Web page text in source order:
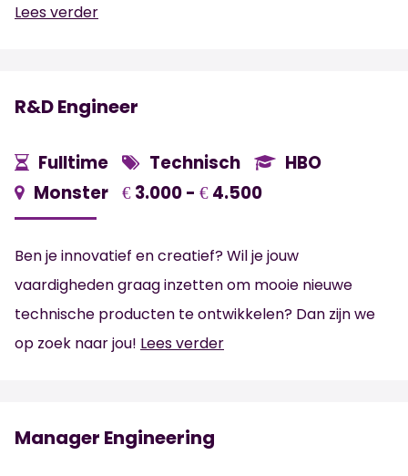
Lees verder
R&D Engineer
Fulltime Technisch
HBO
Monster
€ 3.000 - € 4.500
Ben je innovatief en creatief? Wil je jouw
vaardigheden graag inzetten om mooie nieuwe
technische producten te ontwikkelen? Dan zijn we
op zoek naar jou! Lees verder
Manager Engineering